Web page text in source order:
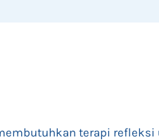
terapi refleksi